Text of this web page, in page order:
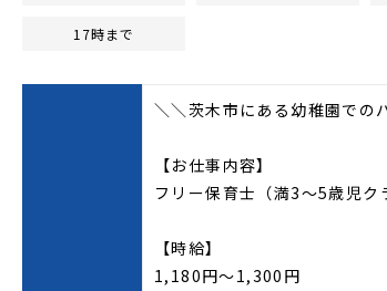
17時まで
＼＼茨木市にある幼稚園での
【お仕事内容】
フリー保育士（満3～5歳児ク
【時給】
1,180円～1,300円